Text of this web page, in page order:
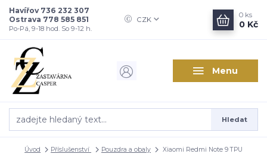
Menu
CZK
Hledat
Havířov 736 232 307
Ostrava 778 585 851
Po-Pá, 9-18 hod. So 9-12 h.
0 ks
0 Kč
Úvod Příslušenství Pouzdra a obaly
Xiaomi Redmi Note 9 TPU